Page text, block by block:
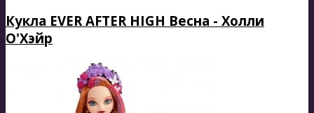
Кукла EVER AFTER HIGH Весна - Холли
О'Хэйр